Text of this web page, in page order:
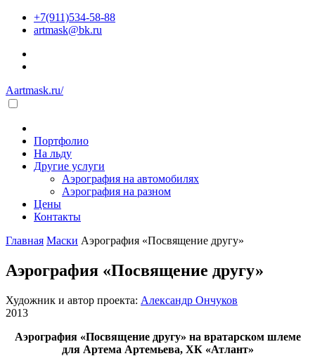
+7(911)534-58-88
artmask@bk.ru
Aartmask.ru/
Портфолио
На льду
Другие услуги
Аэрография на автомобилях
Аэрография на разном
Цены
Контакты
Главная Маски Аэрография «Посвящение другу»
Аэрография «Посвящение другу»
Художник и автор проекта: Александр Ончуков
2013
Аэрография «Посвящение другу» на вратарском шлеме
для Артема Артемьева, ХК «Атлант»